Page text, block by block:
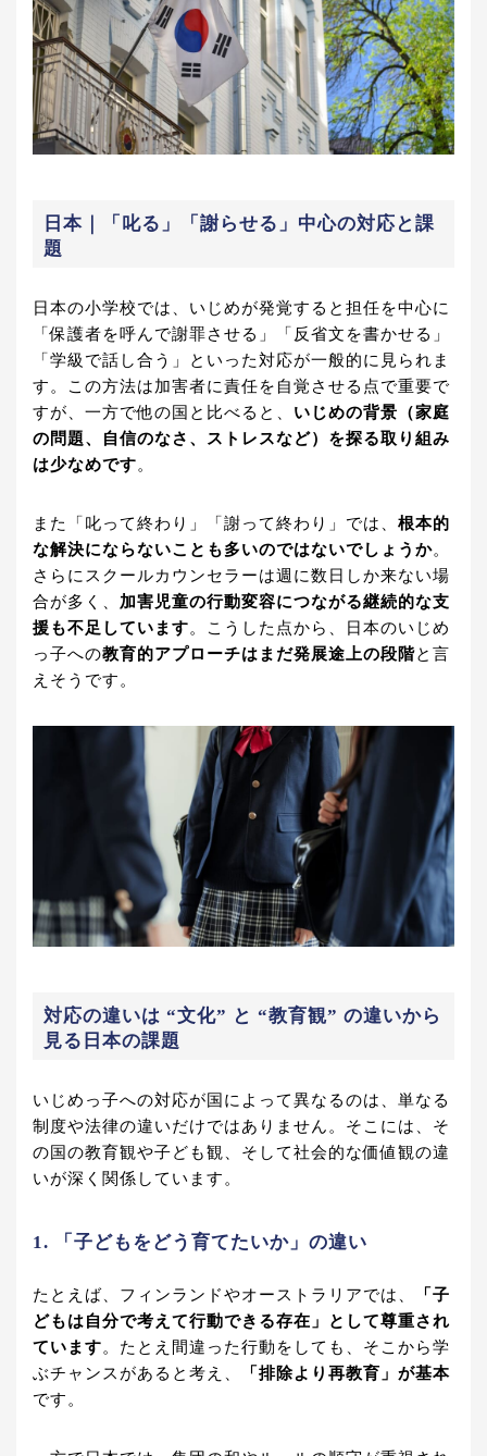
日本｜「叱る」「謝らせる」中心の対応と課
題
日本の小学校では、いじめが発覚すると担任を中心に
「保護者を呼んで謝罪させる」「反省文を書かせる」
「学級で話し合う」といった対応が一般的に見られま
す。この方法は加害者に責任を自覚させる点で重要で
すが、一方で他の国と比べると、 いじめの背景（家庭
の問題、自信のなさ、ストレスなど）を探る取り組み
は少なめです。
また「叱って終わり」「謝って終わり」では、 根本的
な解決にならないことも多いのではないでしょうか。
さらにスクールカウンセラーは週に数日しか来ない場
合が多く、 加害児童の行動変容につながる継続的な支
援も不足しています。こうした点から、日本のいじめ
っ子への教育的アプローチはまだ発展途上の段階と言
えそうです。
対応の違いは “文化” と “教育観” の違いから
見る日本の課題
いじめっ子への対応が国によって異なるのは、単なる
制度や法律の違いだけではありません。そこには、そ
の国の教育観や子ども観、そして社会的な価値観の違
いが深く関係しています。
1. 「子どもをどう育てたいか」の違い
たとえば、フィンランドやオーストラリアでは、
「子
どもは自分で考えて行動できる存在」として尊重され
ています。たとえ間違った行動をしても、そこから学
ぶチャンスがあると考え、
「排除より再教育」が基本
です。